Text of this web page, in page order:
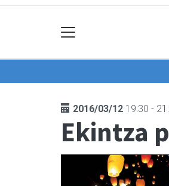
2016/03/12 19:30 -
Ekintza